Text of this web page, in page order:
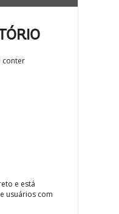
conter
e está
usuários com